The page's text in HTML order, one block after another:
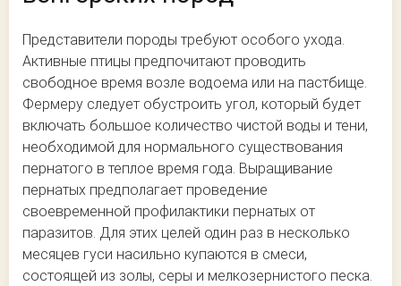
Представители породы требуют особого ухода.
Активные птицы предпочитают проводить
свободное время возле водоема или на пастбище.
Фермеру следует обустроить угол, который будет
включать большое количество чистой воды и тени,
необходимой для нормального существования
пернатого в теплое время года. Выращивание
пернатых предполагает проведение
своевременной профилактики пернатых от
паразитов. Для этих целей один раз в несколько
месяцев гуси насильно купаются в смеси,
состоящей из золы, серы и мелкозернистого песка.